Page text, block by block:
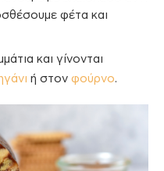
φέτα και
και γίνονται
ή στον φούρνο.